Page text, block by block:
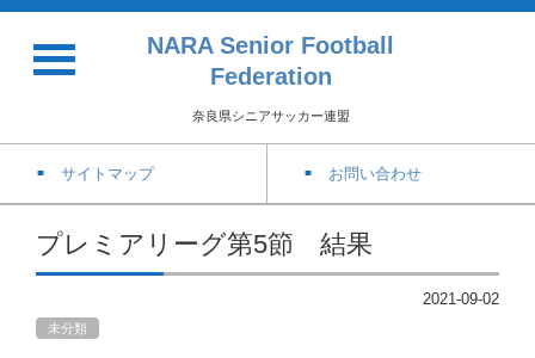
NARA Senior Football
Federation
奈良県シニアサッカー連盟
サイトマップ お問い合わせ
プレミアリーグ第5節 結果
2021-09-02
未分類